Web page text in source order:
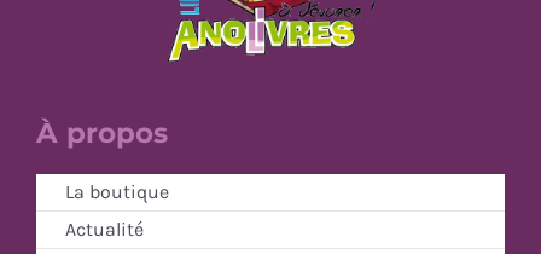
À propos
La boutique
Actualité